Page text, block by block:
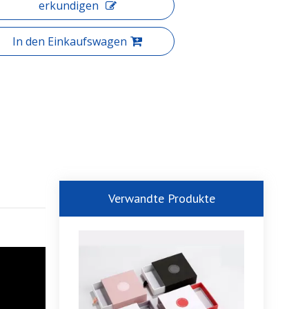
erkundigen
In den Einkaufswagen
Verwandte Produkte